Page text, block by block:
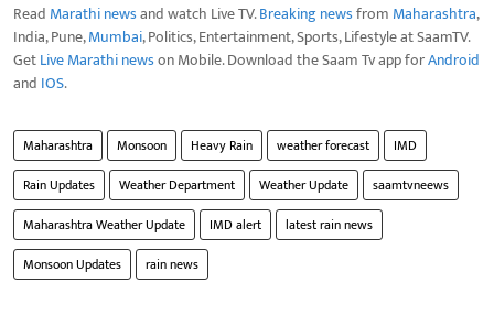
Read Marathi newsand watch Live TV.Breaking newsfrom Maharashtra,
India, Pune,Mumbai, Politics, Entertainment, Sports, Lifestyle at SaamTV.
GetLive Marathi newson Mobile. Download the Saam Tv app forAndroid
and IOS.
Maharashtra Monsoon Heavy Rain weather forecast
IMD
Rain Updates
Weather Department Weather Update
saamtvneews
Maharashtra Weather Update
IMD alert
latest rain news
Monsoon Updates
rain news